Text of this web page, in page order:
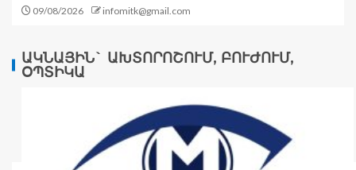
09/08/2026 infomitk@gmail.com
ԱԿՆԱՅԻՆ` ԱԽՏՈՐՈՇՈՒՄ, ԲՈՒԺՈՒՄ,
ՕՊՏԻԿԱ